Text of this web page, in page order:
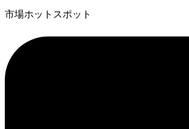
市場ホットスポット